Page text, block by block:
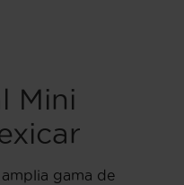
Mini
gama de